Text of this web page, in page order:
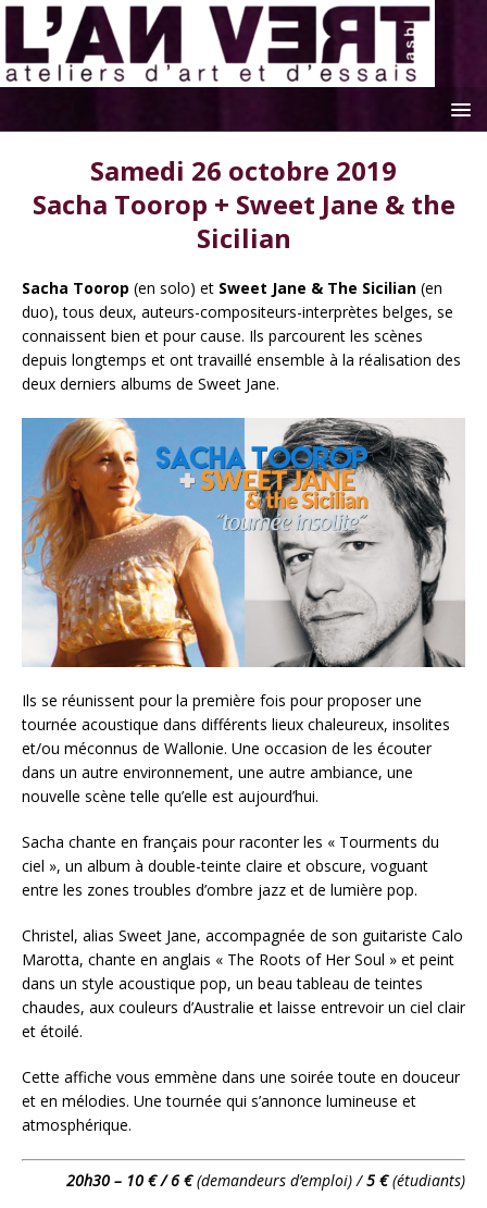
Samedi 26 octobre 2019
Sacha Toorop + Sweet Jane & the
Sicilian
Sacha Toorop (en solo) et Sweet Jane & The Sicilian (en
duo), tous deux, auteurs-compositeurs-interprètes belges, se
connaissent bien et pour cause. Ils parcourent les scènes
depuis longtemps et ont travaillé ensemble à la réalisation des
deux derniers albums de Sweet Jane.
Ils se réunissent pour la première fois pour proposer une
tournée acoustique dans différents lieux chaleureux, insolites
et/ou méconnus de Wallonie. Une occasion de les écouter
dans un autre environnement, une autre ambiance, une
nouvelle scène telle qu’elle est aujourd’hui.
Sacha chante en français pour raconter les « Tourments du
ciel », un album à double-teinte claire et obscure, voguant
entre les zones troubles d’ombre jazz et de lumière pop.
Christel, alias Sweet Jane, accompagnée de son guitariste Calo
Marotta, chante en anglais « The Roots of Her Soul » et peint
dans un style acoustique pop, un beau tableau de teintes
chaudes, aux couleurs d’Australie et laisse entrevoir un ciel clair
et étoilé.
Cette affiche vous emmène dans une soirée toute en douceur
et en mélodies. Une tournée qui s’annonce lumineuse et
atmosphérique.
20h30 – 10 € / 6 €(demandeurs d’emploi) /5 €(étudiants)